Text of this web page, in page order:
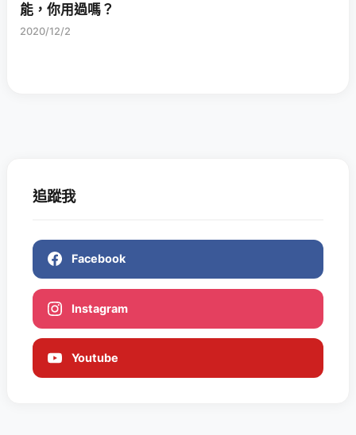
能，你用過嗎？
2020/12/2
追蹤我
Facebook
Instagram
Youtube